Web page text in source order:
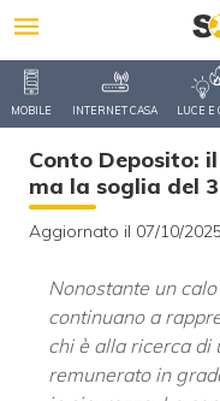
MOBILE INTERNET CASA LUCE E
Conto Deposito:
ma la soglia del
Aggiornato il 07/10/2025
Nonostante un
continuano a
chi è alla ricerca di
remunerato in